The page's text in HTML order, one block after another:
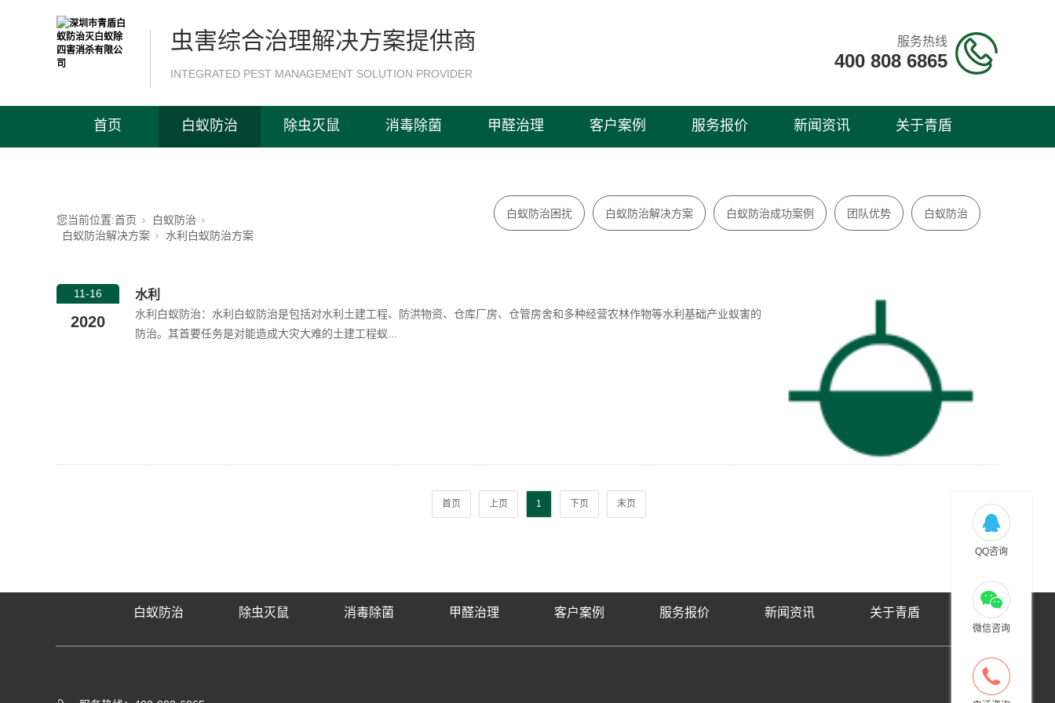
虫害综合治理解决方案提供商
INTEGRATED PEST MANAGEMENT SOLUTION PROVIDER
服务热线
400 808 6865
首页 白蚁防治 除虫灭鼠 消毒除菌 甲醛治理 客户案例 服务报价 新闻资讯 关于青盾
您当前位置:首页
白蚁防治
白蚁防治解决方案
水利白蚁防治方案
白蚁防治困扰 白蚁防治解决方案 白蚁防治成功案例 团队优势 白蚁防治
11-16
2020
水利
水利白蚁防治：水利白蚁防治是包括对水利土建工程、防洪物资、仓库厂房、仓管房舍和多种经营农林作物等水利基础产业蚁害的
防治。其首要任务是对能造成大灾大难的土建工程蚁...
首页 上页 1 下页 末页
白蚁防治 除虫灭鼠 消毒除菌 甲醛治理 客户案例 服务报价 新闻资讯 关于青盾
QQ咨询
微信咨询